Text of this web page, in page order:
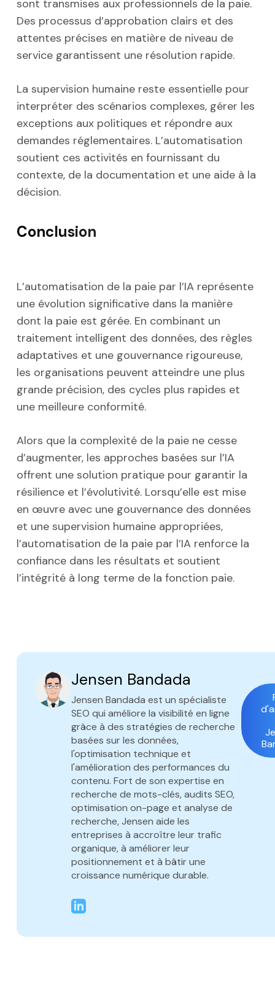
sont transmises aux professionnels de la paie.
Des processus d’approbation clairs et des
attentes précises en matière de niveau de
service garantissent une résolution rapide.
La supervision humaine reste essentielle pour
interpréter des scénarios complexes, gérer les
exceptions aux politiques et répondre aux
demandes réglementaires. L’automatisation
soutient ces activités en fournissant du
contexte, de la documentation et une aide à la
décision.
Conclusion
L’automatisation de la paie par l’IA représente
une évolution significative dans la manière
dont la paie est gérée. En combinant un
traitement intelligent des données, des règles
adaptatives et une gouvernance rigoureuse,
les organisations peuvent atteindre une plus
grande précision, des cycles plus rapides et
une meilleure conformité.
Alors que la complexité de la paie ne cesse
d’augmenter, les approches basées sur l’IA
offrent une solution pratique pour garantir la
résilience et l’évolutivité. Lorsqu’elle est mise
en œuvre avec une gouvernance des données
et une supervision humaine appropriées,
l’automatisation de la paie par l’IA renforce la
confiance dans les résultats et soutient
l’intégrité à long terme de la fonction paie.
Jensen Bandada
Jensen Bandada est un spécialiste
SEO qui améliore la visibilité en ligne
grâce à des stratégies de recherche
basées sur les données,
l'optimisation technique et
l'amélioration des performances du
contenu. Fort de son expertise en
recherche de mots-clés, audits SEO,
optimisation on-page et analyse de
recherche, Jensen aide les
entreprises à accroître leur trafic
organique, à améliorer leur
positionnement et à bâtir une
croissance numérique durable.